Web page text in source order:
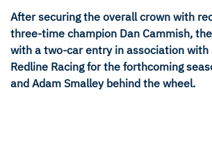
After securing the overall crown with
three-time champion Dan Cammish,
with a two-car entry in association
Redline Racing for the forthcoming
and Adam Smalley behind the wheel.